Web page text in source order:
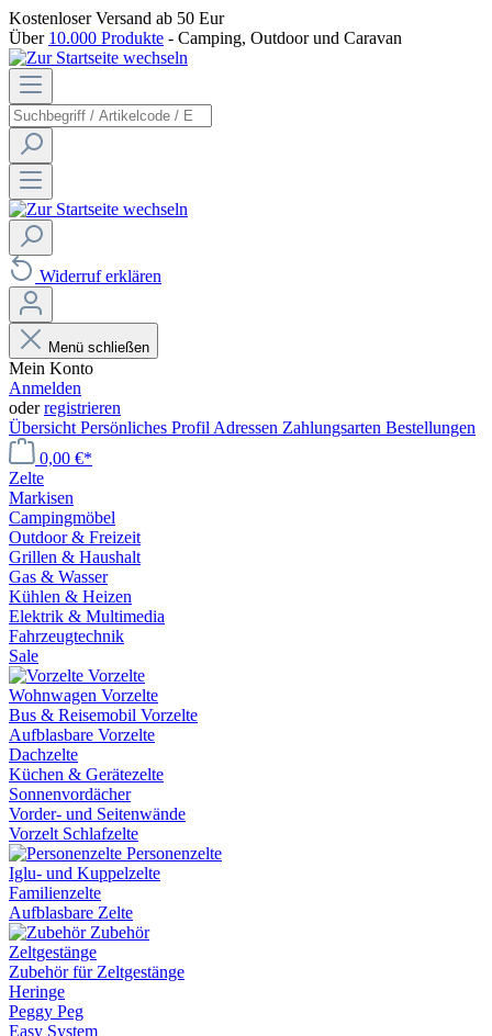
Kostenloser Versand ab 50 Eur
Über 10.000 Produkte - Camping, Outdoor und Caravan
Widerruf erklären
Menü schließen
Mein Konto
Anmelden
oderregistrieren
Übersicht Persönliches Profil Adressen Zahlungsarten Bestellungen
0,00 €*
Zelte
Markisen
Campingmöbel
Outdoor & Freizeit
Grillen & Haushalt
Gas & Wasser
Kühlen & Heizen
Elektrik & Multimedia
Fahrzeugtechnik
Sale
Vorzelte
Wohnwagen Vorzelte
Bus & Reisemobil Vorzelte
Aufblasbare Vorzelte
Dachzelte
Küchen & Gerätezelte
Sonnenvordächer
Vorder- und Seitenwände
Vorzelt Schlafzelte
Personenzelte
Iglu- und Kuppelzelte
Familienzelte
Aufblasbare Zelte
Zubehör
Zeltgestänge
Zubehör für Zeltgestänge
Heringe
Peggy Peg
Easy System